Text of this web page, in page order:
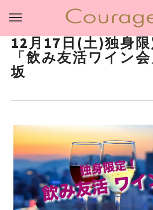
12月17日(土)独身限
「飲み友活ワイン
坂